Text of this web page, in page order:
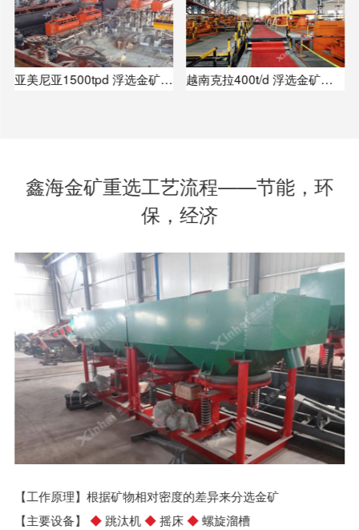
亚美尼亚1500tpd 浮选金矿选厂 越南克拉400t/d 浮选金矿选厂
鑫海金矿重选工艺流程——节能，环
保，经济
【工作原理】根据矿物相对密度的差异来分选金矿
【主要设备】 ◆ 跳汰机◆摇床◆螺旋溜槽